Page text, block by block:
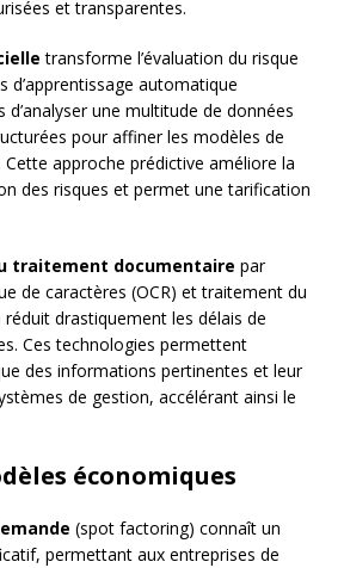
et transparentes.
transforme l’évaluation du risque
d’apprentissage automatique
une multitude de données
pour affiner les modèles de
approche prédictive améliore la
des risques et permet une tarification
traitement documentaire par
de caractères (OCR) et traitement du
drastiquement les délais de
Ces technologies permettent
des informations pertinentes et leur
de gestion, accélérant ainsi le
économiques
(spot factoring) connaît un
permettant aux entreprises de